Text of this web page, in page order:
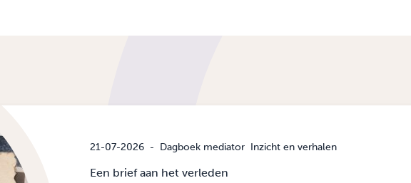
21-07-2026 - Dagboek mediator Inzicht en verhalen
Een brief aan het verleden